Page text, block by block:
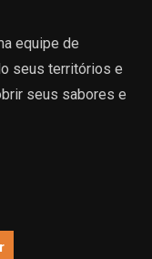
equipe de
seus territórios e
seus sabores e